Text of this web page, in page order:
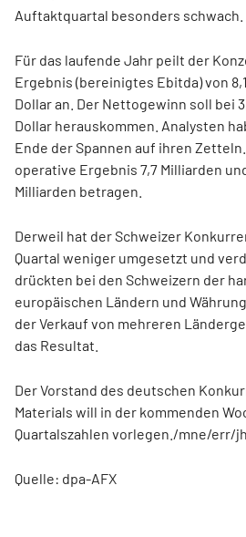
Auftaktquartal besonders schwach.
Für das laufende Jahr peilt der
Ergebnis (bereinigtes Ebitda) von
Dollar an. Der Nettogewinn soll bei
Dollar herauskommen. Analysten
Ende der Spannen auf ihren
operative Ergebnis 7,7 Milliarden
Milliarden betragen.
Derweil hat der Schweizer
Quartal weniger umgesetzt und
drückten bei den Schweizern der
europäischen Ländern und
der Verkauf von mehreren
das Resultat.
Der Vorstand des deutschen
Materials will in der kommenden
Quartalszahlen vorlegen./mne/err/
Quelle: dpa-AFX